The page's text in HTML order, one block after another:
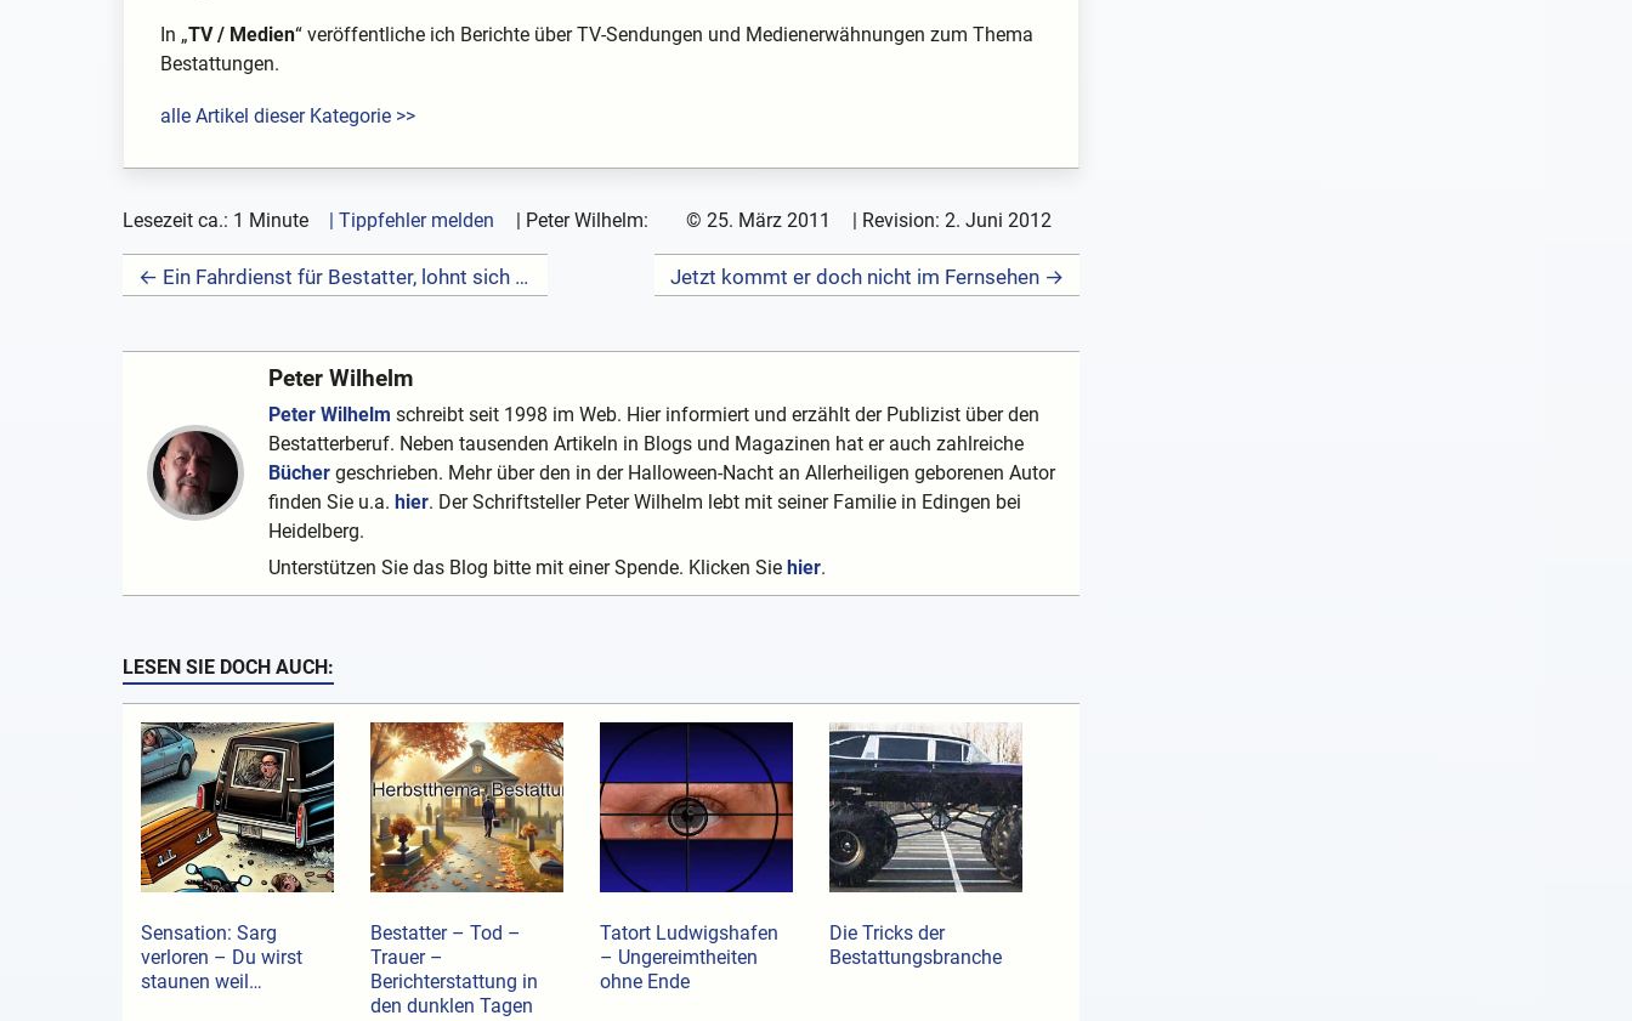
In „TV / Medien“ veröffentliche ich Berichte über TV-Sendungen und Medienerwähnungen zum Thema
Bestattungen.
alle Artikel dieser Kategorie >>
Lesezeit ca.: 1 Minute | Tippfehler melden Peter Wilhelm: © 25. März 2011 | Revision: 2. Juni 2012
← Ein Fahrdienst für Bestatter, lohnt sich das? Jetzt kommt er doch nicht im Fernsehen →
Peter Wilhelm
Peter Wilhelm schreibt seit 1998 im Web. Hier informiert und erzählt der Publizist über den
Bestatterberuf. Neben tausenden Artikeln in Blogs und Magazinen hat er auch zahlreiche
Büchergeschrieben. Mehr über den in der Halloween-Nacht an Allerheiligen geborenen Autor
finden Sie u.a. hier. Der Schriftsteller Peter Wilhelm lebt mit seiner Familie in Edingen bei
Heidelberg.
Unterstützen Sie das Blog bitte mit einer Spende. Klicken Sie hier.
LESEN SIE DOCH AUCH:
Sensation: Sarg
verloren – Du wirst
staunen weil…
Bestatter – Tod –
Trauer –
Berichterstattung in
den dunklen Tagen
Tatort Ludwigshafen
– Ungereimtheiten
ohne Ende
Die Tricks der
Bestattungsbranche